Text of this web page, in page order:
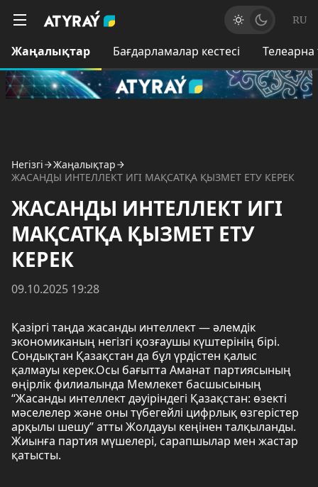
RU
Жаңалықтар Бағдарламалар кестесі
Негізгі
Жаңалықтар
ЖАСАНДЫ ИНТЕЛЛЕКТ ИГІ МАҚСАТҚА ҚЫЗМЕТ ЕТУ КЕРЕК
ЖАСАНДЫ ИНТЕЛЛЕКТ ИГІ
МАҚСАТҚА ҚЫЗМЕТ ЕТУ
КЕРЕК
09.10.2025 19:28
Қазіргі таңда жасанды интеллект — әлемдік
экономиканың негізгі қозғаушы күштерінің бірі.
Сондықтан Қазақстан да бұл үрдістен қалыс
қалмауы керек.Осы бағытта Аманат партиясының
өңірлік филиалында Мемлекет басшысының
“Жасанды интеллект дәуіріндегі Қазақстан: өзекті
мәселелер және оны түбегейлі цифрлық өзгерістер
арқылы шешу” атты Жолдауы кеңінен талқыланды.
Жиынға партия мүшелері, сарапшылар мен жастар
қатысты.